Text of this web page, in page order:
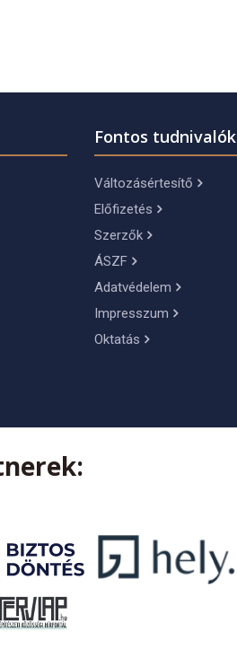
Fontos tudnivalók
Változásértesítő
Előfizetés
Szerzők
ÁSZF
Adatvédelem
Impresszum
Oktatás